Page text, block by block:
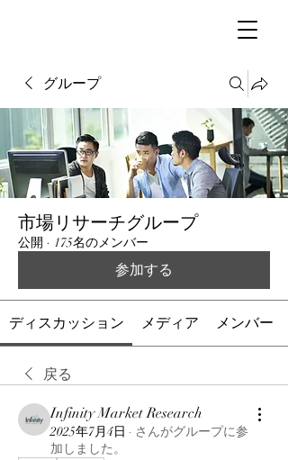
グループ
市場リサーチグループ
公開 · 175名のメンバー
参加する
ディスカッション メディア メンバー
戻る
Infinity Market Research
2025年7月4日 · さんがグループに参
加しました。